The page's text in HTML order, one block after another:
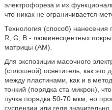
электрофореза и их
что никак не ограничивается
Технология (способ)
R, G, В - люминесцентных
матрицы (AM).
Для экспозиции масочного
(сплошной) осветитель, как это
между пластинами, как и в
тонкий (порядка ста микрон),
пучка порядка 50-70 мкм, но
суспензии или геля значительно